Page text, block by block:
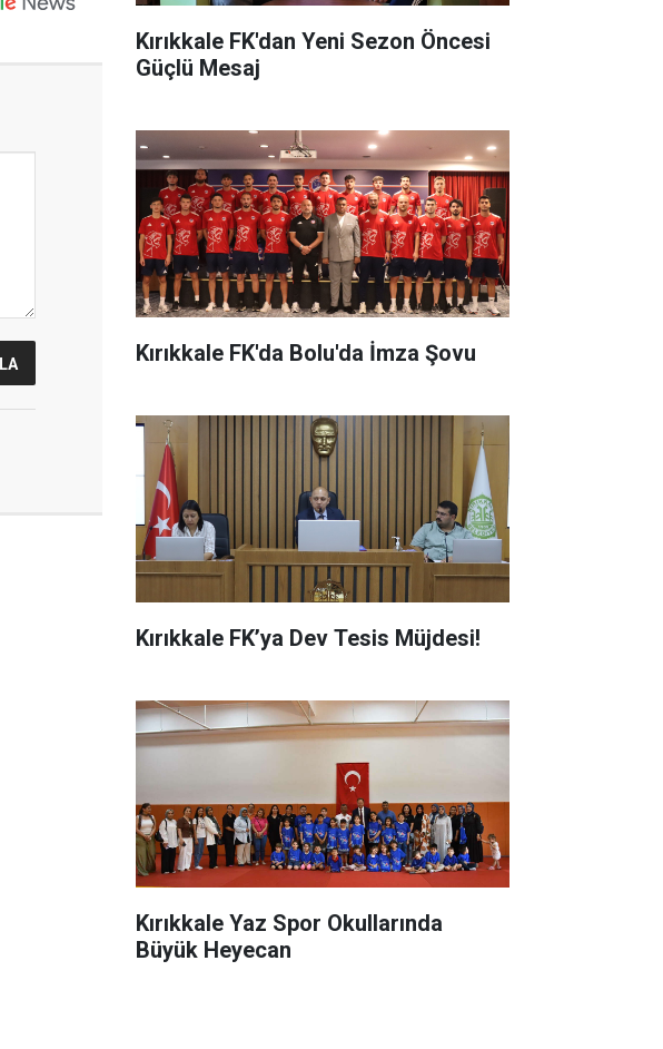
Kırıkkale FK'dan Yeni Sezon Öncesi
Güçlü Mesaj
Kırıkkale FK'da Bolu'da İmza Şovu
Kırıkkale FK’ya Dev Tesis Müjdesi!
Kırıkkale Yaz Spor Okullarında
Büyük Heyecan